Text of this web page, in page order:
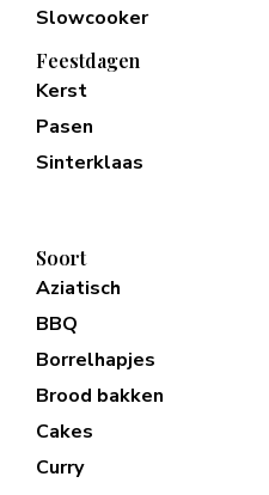
Slowcooker
Feestdagen
Kerst
Pasen
Sinterklaas
Soort
Aziatisch
BBQ
Borrelhapjes
Brood bakken
Cakes
Curry